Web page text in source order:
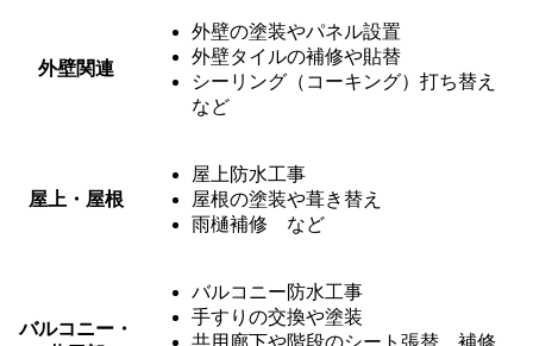
外壁関連
外壁の塗装やパネル設置
外壁タイルの補修や貼替
シーリング（コーキング）打ち替え
など
屋上・屋根
屋上防水工事
屋根の塗装や葺き替え
雨樋補修 など
バルコニー・
バルコニー防水工事
手すりの交換や塗装